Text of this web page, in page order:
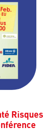
Risques